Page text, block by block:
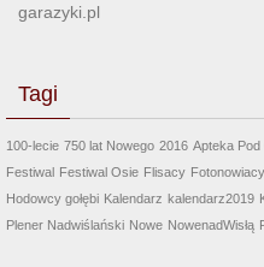
garazyki.pl
Tagi
100-lecie 750 lat Nowego 2016 Apteka Pod
Festiwal Festiwal Osie Flisacy Fotonowiacy
Hodowcy gołębi Kalendarz kalendarz2019
Plener Nadwiślański Nowe NowenadWisłą